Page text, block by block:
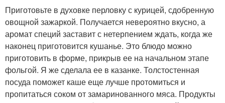
Приготовьте в духовке перловку с курицей, сдобренную
овощной зажаркой. Получается невероятно вкусно, а
аромат специй заставит с нетерпением ждать, когда же
наконец приготовится кушанье. Это блюдо можно
приготовить в форме, прикрыв ее на начальном этапе
фольгой. Я же сделала ее в казанке. Толстостенная
посуда поможет каше еще лучше протомиться и
пропитаться соком от замаринованного мяса. Продукты